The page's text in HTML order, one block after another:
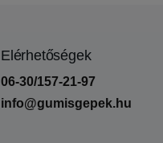
Elérhetőségek
06-30/157-21-97
info@gumisgepek.hu